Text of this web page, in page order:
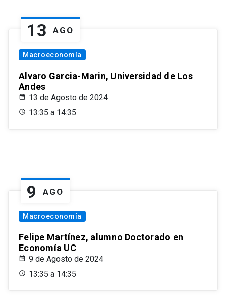
13 AGO
Macroeconomía
Alvaro Garcia-Marin, Universidad de Los
Andes
13 de Agosto de 2024
13:35 a 14:35
9 AGO
Macroeconomía
Felipe Martínez, alumno Doctorado en
Economía UC
9 de Agosto de 2024
13:35 a 14:35